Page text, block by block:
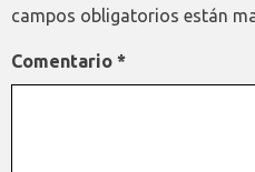
campos obligatorios están
Comentario *